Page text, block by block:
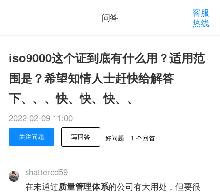
问答
客服
热线
iso9000这个证到底有什么用？适用范
围是？希望知情人士赶快给解答
下、、、快、快、快、、
2022-02-09 11:00
关注问题 写回答 好问题 1 个回答
shattered59
在未通过质量管理体系的公司有大用处，但要很